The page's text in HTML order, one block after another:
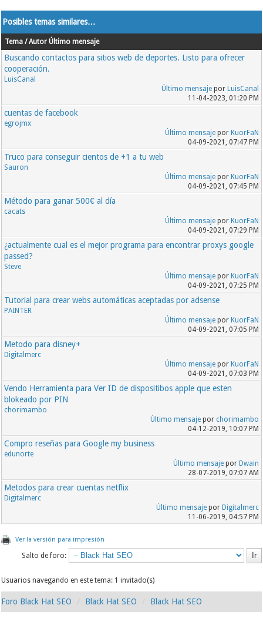
Posibles temas similares…
Tema / Autor Último mensaje
Buscando contactos para sitios web de deportes. Listo para ofrecer
cooperación.
LuisCanal
Último mensajepor LuisCanal
11-04-2023, 01:20 PM
cuentas de facebook
egrojmx
Último mensajepor KuorFaN
04-09-2021, 07:47 PM
Truco para conseguir cientos de +1 a tu web
Sauron
Último mensajepor KuorFaN
04-09-2021, 07:45 PM
Método para ganar 500€ al día
cacats
Último mensajepor KuorFaN
04-09-2021, 07:29 PM
¿actualmente cual es el mejor programa para encontrar proxys google
passed?
Steve
Último mensajepor KuorFaN
04-09-2021, 07:25 PM
Tutorial para crear webs automáticas aceptadas por adsense
PAINTER
Último mensajepor KuorFaN
04-09-2021, 07:05 PM
Metodo para disney+
Digitalmerc
Último mensajepor KuorFaN
04-09-2021, 07:03 PM
Vendo Herramienta para Ver ID de dispositibos apple que esten
blokeado por PIN
chorimambo
Último mensajepor chorimambo
04-12-2019, 10:07 PM
Compro reseñas para Google my business
edunorte
Último mensajepor Dwain
28-07-2019, 07:07 AM
Metodos para crear cuentas netflix
Digitalmerc
Último mensajepor Digitalmerc
11-06-2019, 04:57 PM
Ver la versión para impresión
Salto de foro:
Usuarios navegando en este tema: 1 invitado(s)
Foro Black Hat SEO Black Hat SEO Black Hat SEO